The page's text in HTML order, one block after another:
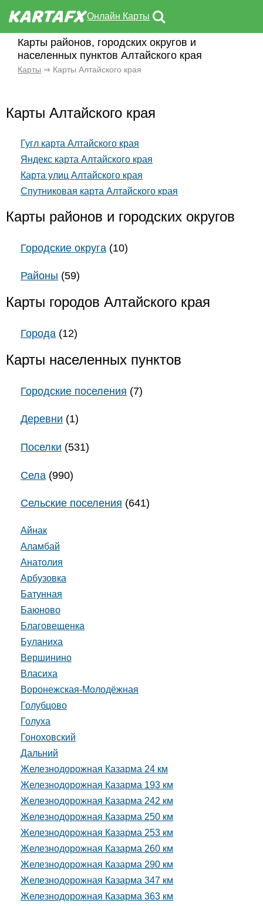
Онлайн Карты
Карты районов, городских округов и
населенных пунктов Алтайского края
Карты ⇒ Карты Алтайского края
Карты Алтайского края
Гугл карта Алтайского края
Яндекс карта Алтайского края
Карта улиц Алтайского края
Спутниковая карта Алтайского края
Карты районов и городских округов
Городские округа (10)
Районы (59)
Карты городов Алтайского края
Города (12)
Карты населенных пунктов
Городские поселения (7)
Деревни (1)
Поселки (531)
Села (990)
Сельские поселения (641)
Айнак
Аламбай
Анатолия
Арбузовка
Батунная
Баюново
Благовещенка
Буланиха
Вершинино
Власиха
Воронежская-Молодёжная
Голубцово
Голуха
Гоноховский
Дальний
Железнодорожная Казарма 24 км
Железнодорожная Казарма 193 км
Железнодорожная Казарма 242 км
Железнодорожная Казарма 250 км
Железнодорожная Казарма 253 км
Железнодорожная Казарма 260 км
Железнодорожная Казарма 290 км
Железнодорожная Казарма 347 км
Железнодорожная Казарма 363 км